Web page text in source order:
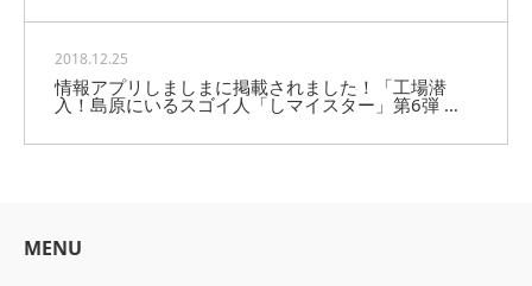
2018.12.25
情報アプリしましまに掲載されました！「工場潜
入！島原にいるスゴイ人「しマイスター」第6弾 …
MENU